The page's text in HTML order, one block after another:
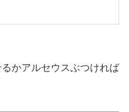
かアルセウスぶつければ